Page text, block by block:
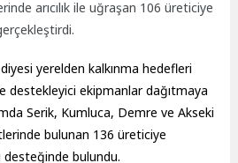
arıcılık ile uğraşan 106 üreticiye
yerelden kalkınma hedefleri
destekleyici ekipmanlar dağıtmaya
Serik, Kumluca, Demre ve Akseki
bulunan 136 üreticiye
desteğinde bulundu.